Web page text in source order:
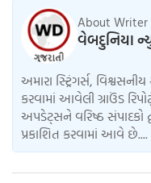
About Writer
વેબદુનિયા
અમારા સ્ટ્રિંગર્સ,
કરવામાં આવેલી ગ્રાઉંડ
અપડેટ્સને વરિષ્ઠ સંપાદકો
પ્રકાશિત કરવામાં આવે છે....